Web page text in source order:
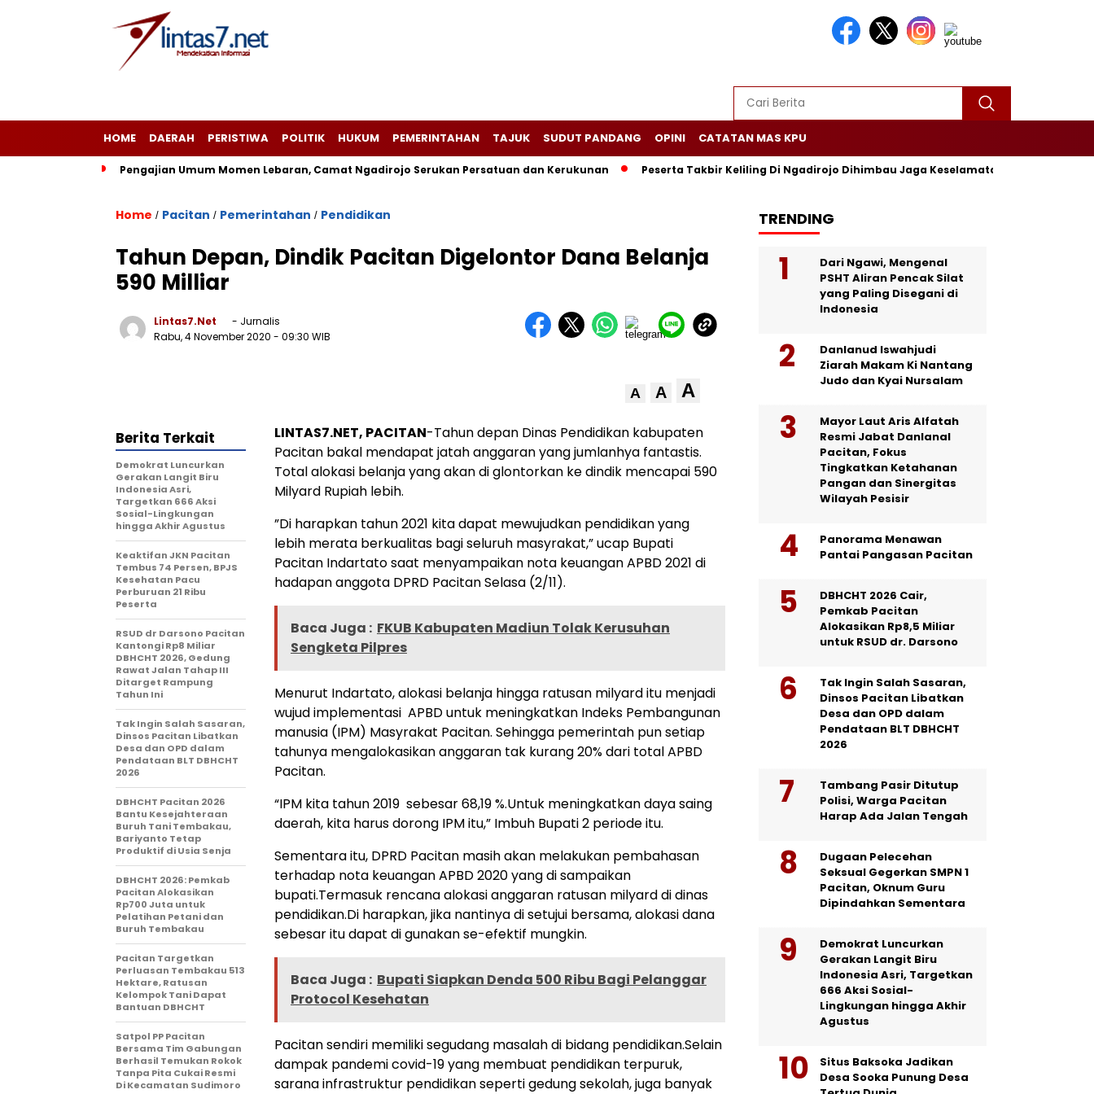
HOME DAERAH PERISTIWA POLITIK HUKUM PEMERINTAHAN TAJUK SUDUT PANDANG OPINI CATATAN MAS KPU
Pengajian Umum Momen Lebaran, Camat Ngadirojo Serukan Persatuan dan Kerukunan Peserta Takbir Keliling Di Ngadirojo Dihimbau Jaga Keselamatan dan Ketertiban
Home / Pacitan / Pemerintahan / Pendidikan
Tahun Depan, Dindik Pacitan Digelontor Dana Belanja
590 Milliar
Lintas7.net
- Jurnalis
Rabu, 4 November 2020 - 09:30 WIB
A A A
LINTAS7.NET, PACITAN-Tahun depan Dinas Pendidikan kabupaten
Pacitan bakal mendapat jatah anggaran yang jumlanhya fantastis.
Total alokasi belanja yang akan di glontorkan ke dindik mencapai 590
Milyard Rupiah lebih.
”Di harapkan tahun 2021 kita dapat mewujudkan pendidikan yang
lebih merata berkualitas bagi seluruh masyrakat,” ucap Bupati
Pacitan Indartato saat menyampaikan nota keuangan APBD 2021 di
hadapan anggota DPRD Pacitan Selasa (2/11).
Baca Juga : FKUB Kabupaten Madiun Tolak Kerusuhan
Sengketa Pilpres
Menurut Indartato, alokasi belanja hingga ratusan milyard itu menjadi
wujud implementasi APBD untuk meningkatkan Indeks Pembangunan
manusia (IPM) Masyrakat Pacitan. Sehingga pemerintah pun setiap
tahunya mengalokasikan anggaran tak kurang 20% dari total APBD
Pacitan.
“IPM kita tahun 2019 sebesar 68,19 %.Untuk meningkatkan daya saing
daerah, kita harus dorong IPM itu,” Imbuh Bupati 2 periode itu.
Sementara itu, DPRD Pacitan masih akan melakukan pembahasan
terhadap nota keuangan APBD 2020 yang di sampaikan
bupati.Termasuk rencana alokasi anggaran ratusan milyard di dinas
pendidikan.Di harapkan, jika nantinya di setujui bersama, alokasi dana
sebesar itu dapat di gunakan se-efektif mungkin.
Baca Juga : Bupati Siapkan Denda 500 Ribu Bagi Pelanggar
Protocol Kesehatan
Pacitan sendiri memiliki segudang masalah di bidang pendidikan.Selain
dampak pandemi covid-19 yang membuat pendidikan terpuruk,
sarana infrastruktur pendidikan seperti gedung sekolah, juga banyak
Berita Terkait
Demokrat Luncurkan
Gerakan Langit Biru
Indonesia Asri,
Targetkan 666 Aksi
Sosial-Lingkungan
hingga Akhir Agustus
Keaktifan JKN Pacitan
Tembus 74 Persen, BPJS
Kesehatan Pacu
Perburuan 21 Ribu
Peserta
RSUD dr Darsono Pacitan
Kantongi Rp8 Miliar
DBHCHT 2026, Gedung
Rawat Jalan Tahap III
Ditarget Rampung
Tahun Ini
Tak Ingin Salah Sasaran,
Dinsos Pacitan Libatkan
Desa dan OPD dalam
Pendataan BLT DBHCHT
2026
DBHCHT Pacitan 2026
Bantu Kesejahteraan
Buruh Tani Tembakau,
Bariyanto Tetap
Produktif di Usia Senja
DBHCHT 2026: Pemkab
Pacitan Alokasikan
Rp700 Juta untuk
Pelatihan Petani dan
Buruh Tembakau
Pacitan Targetkan
Perluasan Tembakau 513
Hektare, Ratusan
Kelompok Tani Dapat
Bantuan DBHCHT
Satpol PP Pacitan
Bersama Tim Gabungan
Berhasil Temukan Rokok
Tanpa Pita Cukai Resmi
Di Kecamatan Sudimoro
TRENDING
Dari Ngawi, Mengenal
PSHT Aliran Pencak Silat
yang Paling Disegani di
Indonesia
Danlanud Iswahjudi
Ziarah Makam Ki Nantang
Judo dan Kyai Nursalam
Mayor Laut Aris Alfatah
Resmi Jabat Danlanal
Pacitan, Fokus
Tingkatkan Ketahanan
Pangan dan Sinergitas
Wilayah Pesisir
Panorama Menawan
Pantai Pangasan Pacitan
DBHCHT 2026 Cair,
Pemkab Pacitan
Alokasikan Rp8,5 Miliar
untuk RSUD dr. Darsono
Tak Ingin Salah Sasaran,
Dinsos Pacitan Libatkan
Desa dan OPD dalam
Pendataan BLT DBHCHT
2026
Tambang Pasir Ditutup
Polisi, Warga Pacitan
Harap Ada Jalan Tengah
Dugaan Pelecehan
Seksual Gegerkan SMPN 1
Pacitan, Oknum Guru
Dipindahkan Sementara
Demokrat Luncurkan
Gerakan Langit Biru
Indonesia Asri, Targetkan
666 Aksi Sosial-
Lingkungan hingga Akhir
Agustus
Situs Baksoka Jadikan
Desa Sooka Punung Desa